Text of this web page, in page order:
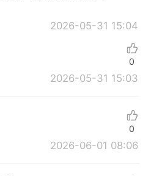
2026-05-31 15:04
2026-05-31 15:03
0
2026-06-01 08:06
0